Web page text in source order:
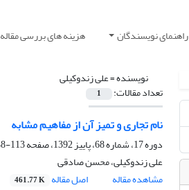
راهنمای نویسندگان هزینه های بررسی مقاله
نویسنده =علی زندوکیلی
تعداد مقالات: 1
نام تجاری و تمیز آن از مفاهیم مشابه
دوره 17، شماره 68، پاییز 1392، صفحه
113-148
علی زندوکیلی، محسن صادقی
مشاهده مقاله
اصل مقاله 461.77 K